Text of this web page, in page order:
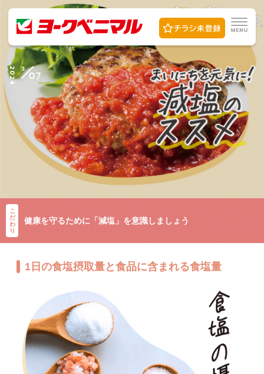
2024 3
07
こ
だ
わ
り
健康を守るために「減塩」を意識しましょう
1日の食塩摂取量と食品に含まれる食塩量